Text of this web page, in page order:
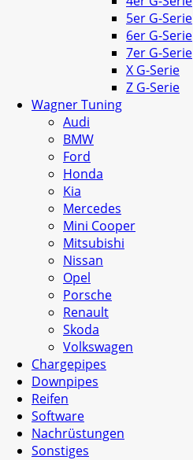
5er G-Serie
6er G-Serie
7er G-Serie
X G-Serie
Z G-Serie
Wagner Tuning
Audi
BMW
Ford
Honda
Kia
Mercedes
Mini Cooper
Mitsubishi
Nissan
Opel
Porsche
Renault
Skoda
Volkswagen
Chargepipes
Downpipes
Reifen
Software
Nachrüstungen
Sonstiges